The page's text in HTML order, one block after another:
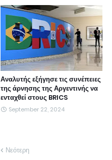
Αναλυτής εξήγησε τις συνέπειες
της άρνησης της Αργεντινής να
ενταχθεί στους BRICS
September 22, 2024
Νεότερη